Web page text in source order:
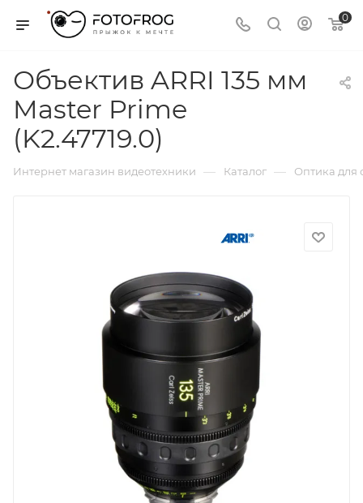
0
Объектив ARRI 135 мм
Master Prime
(K2.47719.0)
Интернет магазин видеотехники — Каталог — Оптика для